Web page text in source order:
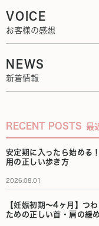
VOICE
お客様の感想
NEWS
新着情報
RECENT POSTS 最
安定期に入ったら始める
用の正しい歩き方
2026.08.01
【妊娠初期〜4ヶ月】つ
ための正しい首・肩の緩